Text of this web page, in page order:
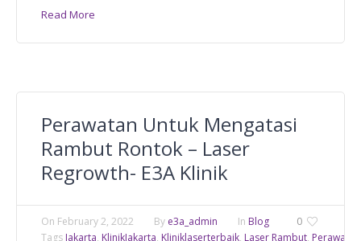
Read More
Perawatan Untuk Mengatasi
Rambut Rontok – Laser
Regrowth- E3A Klinik
0
On February 2, 2022 By e3a_admin In Blog
Tags Jakarta, KlinikJakarta, Kliniklaserterbaik, Laser Rambut,